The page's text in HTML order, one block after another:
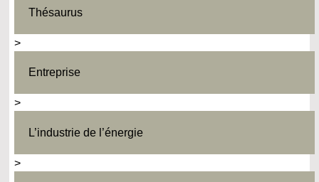
Thésaurus
>
Entreprise
>
L’industrie de l’énergie
>